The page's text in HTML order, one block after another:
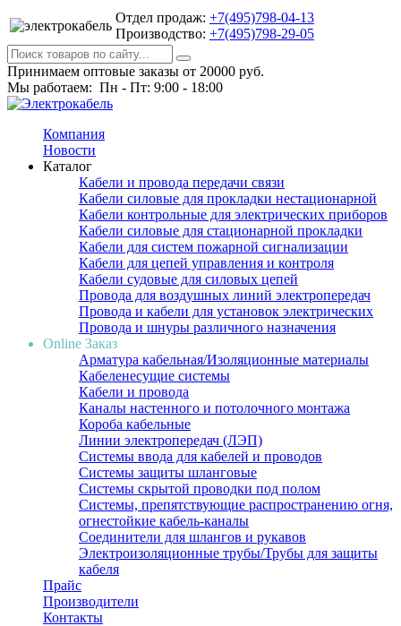
Отдел продаж: +7(495)798-04-13
Производство: +7(495)798-29-05
Принимаем оптовые заказы от 20000 руб.
Мы работаем: Пн - Пт: 9:00 - 18:00
Компания
Новости
Каталог
Кабели и провода передачи связи
Кабели силовые для прокладки нестационарной
Кабели контрольные для электрических приборов
Кабели силовые для стационарной прокладки
Кабели для систем пожарной сигнализации
Кабели для цепей управления и контроля
Кабели судовые для силовых цепей
Провода для воздушных линий электропередач
Провода и кабели для установок электрических
Провода и шнуры различного назначения
Online Заказ
Арматура кабельная/Изоляционные материалы
Кабеленесущие системы
Кабели и провода
Каналы настенного и потолочного монтажа
Короба кабельные
Линии электропередач (ЛЭП)
Системы ввода для кабелей и проводов
Системы защиты шланговые
Системы скрытой проводки под полом
Системы, препятствующие распространению огня,
огнестойкие кабель-каналы
Соединители для шлангов и рукавов
Электроизоляционные трубы/Трубы для защиты
кабеля
Прайс
Производители
Контакты